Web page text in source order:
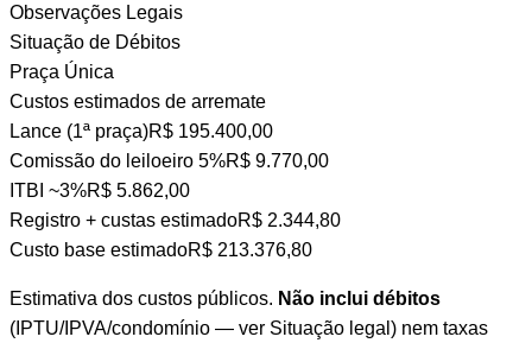
Observações Legais
Situação de Débitos
Praça Única
Custos estimados de arremate
Lance (1ª praça)R$ 195.400,00
Comissão do leiloeiro 5%R$ 9.770,00
ITBI ~3%R$ 5.862,00
Registro + custas estimadoR$ 2.344,80
Custo base estimadoR$ 213.376,80
Estimativa dos custos públicos. Não inclui débitos
(IPTU/IPVA/condomínio — ver Situação legal) nem taxas